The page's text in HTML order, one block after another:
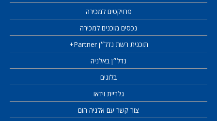
פרויקטים למכירה
נכסים מוכנים למכירה
תוכנית רשת נדל״ן Partner+
נדל״ן באלניה
בלוגים
גלריית וידאו
צור קשר עם אלניה הום